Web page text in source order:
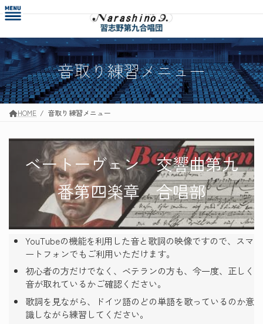
コ
ン
ン
ツ
へ
ス
キ
ッ
ナ
ビ
ー
シ
ョ
ン
に
移
音取り練習メニュー
HOME 音取り練習メニュー
ベートーヴェン 交響曲第九
番第四楽章 合唱部
YouTubeの機能を利用した音と歌詞の映像ですので、スマ
ートフォンでもご利用いただけます。
初心者の方だけでなく、ベテランの方も、今一度、正しく
音が取れているかご確認ください。
歌詞を見ながら、ドイツ語のどの単語を歌っているのか意
識しながら練習してください。